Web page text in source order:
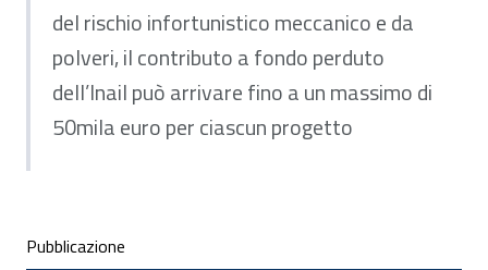
del rischio infortunistico meccanico e da
polveri, il contributo a fondo perduto
dell’Inail può arrivare fino a un massimo di
50mila euro per ciascun progetto
Condivisione social
Pubblicazione